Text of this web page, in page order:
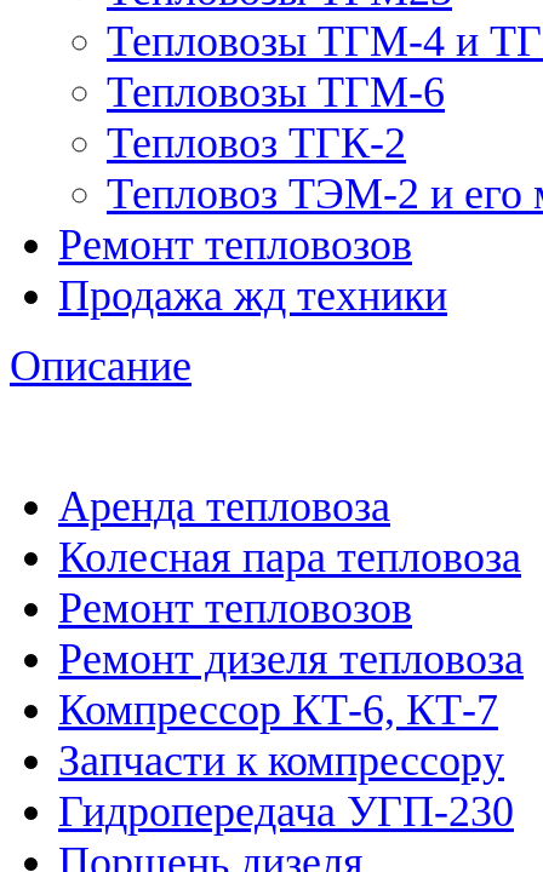
Тепловозы ТГМ-4 и
Тепловозы ТГМ-6
Тепловоз ТГК-2
Тепловоз ТЭМ-2 и его
Ремонт тепловозов
Продажа жд техники
Описание
Аренда тепловоза
Колесная пара тепловоза
Ремонт тепловозов
Ремонт дизеля тепловоза
Компрессор КТ-6, КТ-7
Запчасти к компрессору
Гидропередача УГП-230
Поршень дизеля